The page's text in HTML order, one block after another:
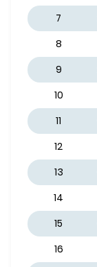
7
8
9
10
11
12
13
14
15
16